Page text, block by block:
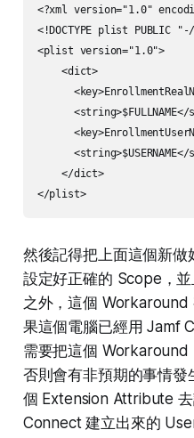
<?xml version="1.0"
<!DOCTYPE plist PUBLIC
<plist version="1.0">
    <dict>
<string>$FULLNAME</
<string>$USERNAME</
    </dict>
</plist>
然後記得把上面這個新
設定好正確的 Scope，
之外，這個 Workaround
果這個電腦已經用 Jamf
需要把這個 Workaround
否則會有非預期的事情
個 Extension Attribute
Connect 建立出來的 User